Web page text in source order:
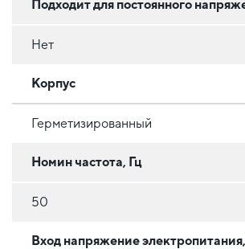
Подходит для постоянного
Нет
Корпус
Герметизированный
Номин частота, Гц
50
Вход напряжение